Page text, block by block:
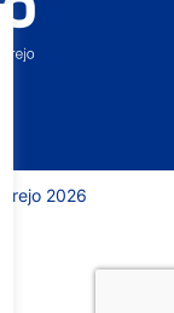
2026